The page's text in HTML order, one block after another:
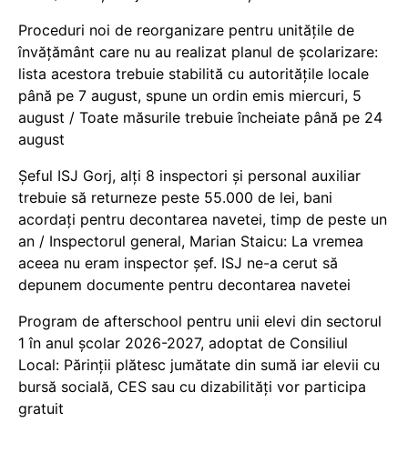
Proceduri noi de reorganizare pentru unitățile de
învățământ care nu au realizat planul de școlarizare:
lista acestora trebuie stabilită cu autoritățile locale
până pe 7 august, spune un ordin emis miercuri, 5
august / Toate măsurile trebuie încheiate până pe 24
august
Șeful ISJ Gorj, alți 8 inspectori și personal auxiliar
trebuie să returneze peste 55.000 de lei, bani
acordați pentru decontarea navetei, timp de peste un
an / Inspectorul general, Marian Staicu: La vremea
aceea nu eram inspector șef. ISJ ne-a cerut să
depunem documente pentru decontarea navetei
Program de afterschool pentru unii elevi din sectorul
1 în anul școlar 2026-2027, adoptat de Consiliul
Local: Părinții plătesc jumătate din sumă iar elevii cu
bursă socială, CES sau cu dizabilităţi vor participa
gratuit